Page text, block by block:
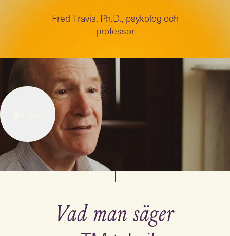
Fred Travis, Ph.D., psykolog och
professor
Vad man säger